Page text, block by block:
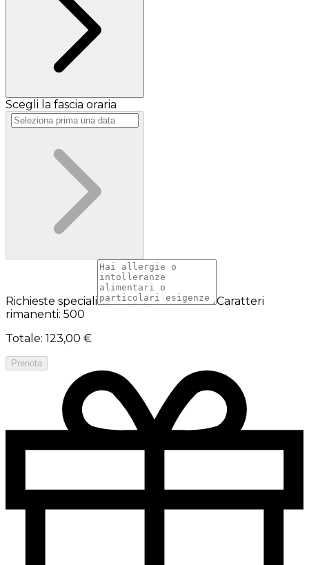
Scegli la fascia oraria
Richieste speciali
Caratteri
rimanenti: 500
Totale: 123,00 €
Prenota